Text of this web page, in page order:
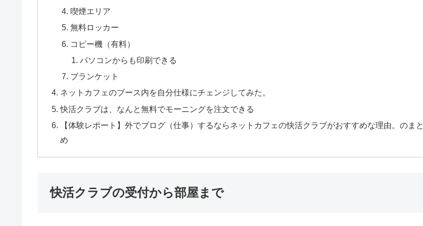
喫煙エリア
無料ロッカー
コピー機（有料）
パソコンからも印刷できる
ブランケット
ネットカフェのブース内を自分仕様にチェンジしてみた。
快活クラブは、なんと無料でモーニングを注文できる
【体験レポート】外でブログ（仕事）するならネットカフェの快活クラブがおすすめな理由。のまと
め
快活クラブの受付から部屋まで